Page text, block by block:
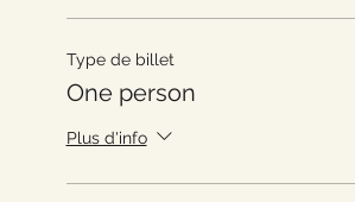
Type de billet
One person
Plus d'info